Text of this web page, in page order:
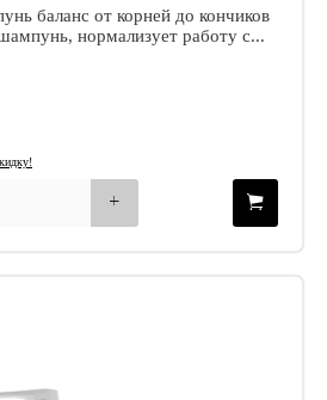
баланс от корней до кончиков
нормализует работу с...